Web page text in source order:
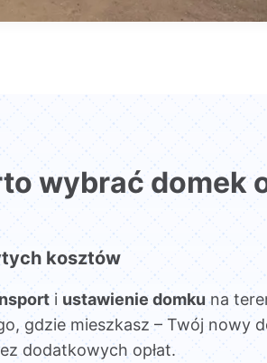
wybrać domek
kosztów
i ustawienie domku na
gdzie mieszkasz – Twój nowy
dodatkowych opłat.